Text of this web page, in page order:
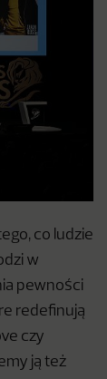
co ludzie
w
pewności
redefinują
czy
ją też